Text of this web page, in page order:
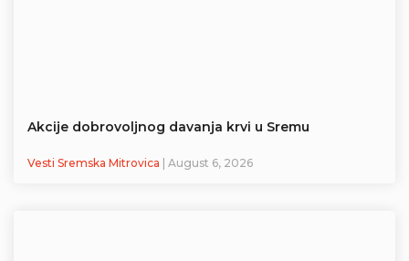
Akcije dobrovoljnog davanja krvi u Sremu
Vesti Sremska Mitrovica | August 6, 2026